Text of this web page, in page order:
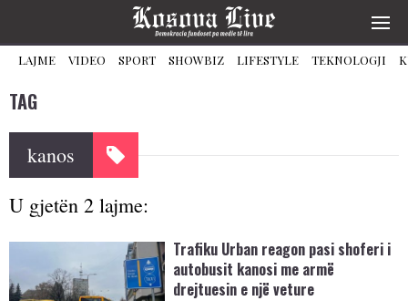
LAJME VIDEO SPORT SHOWBIZ LIFESTYLE TEKNOLOGJI
TAG
kanos
U gjetën 2 lajme:
Trafiku Urban reagon pasi shoferi i
autobusit kanosi me armë
drejtuesin e një veture